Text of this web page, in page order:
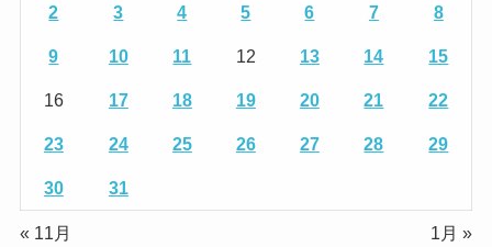
2 3 4 5 6 7 8
9 10 11 12 13 14 15
16 17 18 19 20 21 22
23 24 25 26 27 28 29
30 31
« 11月 1月 »